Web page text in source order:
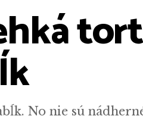
No nie sú